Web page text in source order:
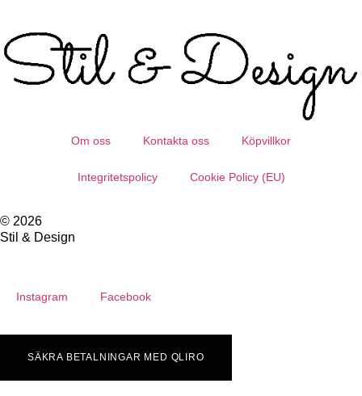
Om oss Kontakta oss Köpvillkor
Integritetspolicy Cookie Policy (EU)
© 2026
Stil & Design
Instagram Facebook
SÄKRA BETALNINGAR MED QLIRO